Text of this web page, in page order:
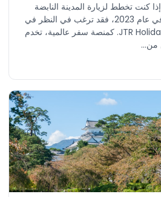
مقدمة عن JTR Holidaysإذا كنت تخطط لزيارة المدينة النابضة
بالحياة والأيقونية نيويورك في عام 2023، فقد ترغب في النظر في
حجز أنشطتك من خلال JTR Holidays. كمنصة سفر عالمية، تخدم